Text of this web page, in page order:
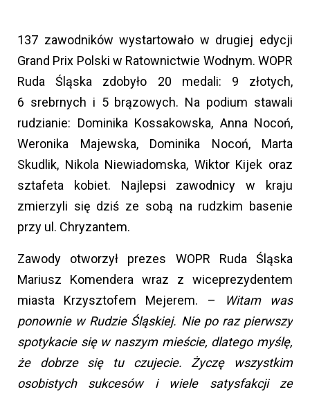
137 zawodników wystartowało w drugiej edycji
Grand Prix Polski w Ratownictwie Wodnym. WOPR
Ruda Śląska zdobyło 20 medali: 9 złotych,
6 srebrnych i 5 brązowych. Na podium stawali
rudzianie: Dominika Kossakowska, Anna Nocoń,
Weronika Majewska, Dominika Nocoń, Marta
Skudlik, Nikola Niewiadomska, Wiktor Kijek oraz
sztafeta kobiet. Najlepsi zawodnicy w kraju
zmierzyli się dziś ze sobą na rudzkim basenie
przy ul. Chryzantem.
Zawody otworzył prezes WOPR Ruda Śląska
Mariusz Komendera wraz z wiceprezydentem
miasta Krzysztofem Mejerem. –
Witam was
ponownie w Rudzie Śląskiej. Nie po raz pierwszy
spotykacie się w naszym mieście, dlatego myślę,
że dobrze się tu czujecie. Życzę wszystkim
osobistych sukcesów i wiele satysfakcji ze